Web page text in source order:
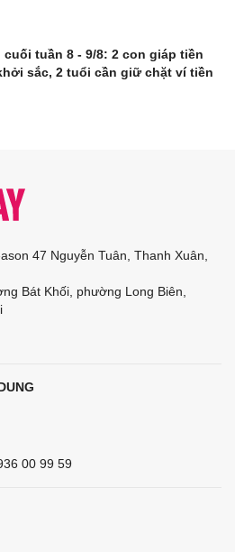
cuối tuần 8 - 9/8: 2 con giáp tiền
sắc, 2 tuổi cần giữ chặt ví tiền
47 Nguyễn Tuân, Thanh Xuân,
Bát Khối, phường Long Biên,
00 99 59